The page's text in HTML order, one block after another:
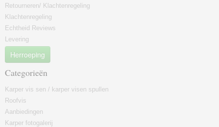
Retourneren/ Klachtenregeling
Klachtenregeling
Echtheid Reviews
Levering
Herroeping
Categorieën
Karper vis sen / karper visen spullen
Roofvis
Aanbiedingen
Karper fotogalerij